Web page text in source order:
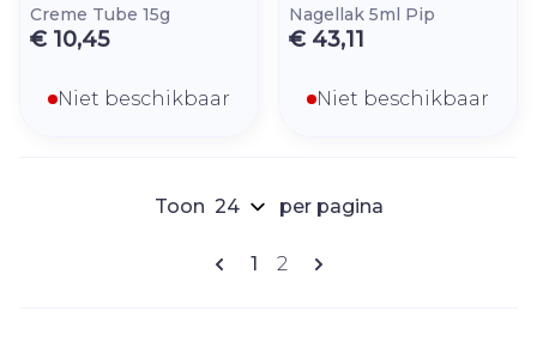
Creme Tube 15g
€ 10,45
Niet beschikbaar
Nagellak 5ml Pip
€ 43,11
Niet beschikbaar
Pagina's
U lees momenteel pagina
1 Pagina
2
Toon per pagina